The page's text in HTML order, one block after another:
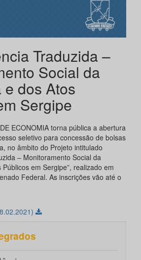
Traduzida –
Social da
dos Atos
Sergipe
ECONOMIA torna pública a abertura
seletivo para concessão de bolsas
no âmbito do Projeto intitulado
– Monitoramento Social da
em Sergipe”, realizado em
Federal. As inscrições vão até o